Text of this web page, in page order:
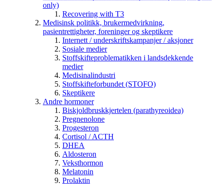
only)
Recovering with T3
Medisinsk politikk, brukermedvirkning,
pasientrettigheter, foreninger og skeptikere
Internett / underskriftskampanjer / aksjoner
Sosiale medier
Stoffskifteproblematikken i landsdekkende
medier
Medisinalindustri
Stoffskifteforbundet (STOFO)
Skeptikere
Andre hormoner
Biskjoldbruskkjertelen (parathyreoidea)
Pregnenolone
Progesteron
Cortisol / ACTH
DHEA
Aldosteron
Veksthormon
Melatonin
Prolaktin